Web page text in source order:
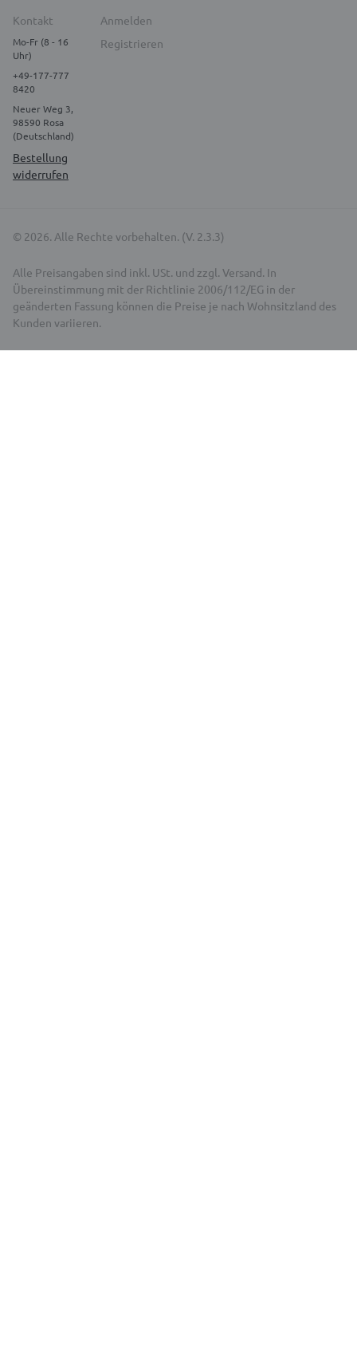
Kontakt
Mo-Fr (8 - 16
Uhr)
+49-177-777
8420
Neuer Weg 3,
98590 Rosa
(Deutschland)
Bestellung
widerrufen
Anmelden
Registrieren
© 2026. Alle Rechte vorbehalten. (V. 2.3.3)
Alle Preisangaben sind inkl. USt. und zzgl. Versand. In
Übereinstimmung mit der Richtlinie 2006/112/EG in der
geänderten Fassung können die Preise je nach Wohnsitzland des
Kunden variieren.